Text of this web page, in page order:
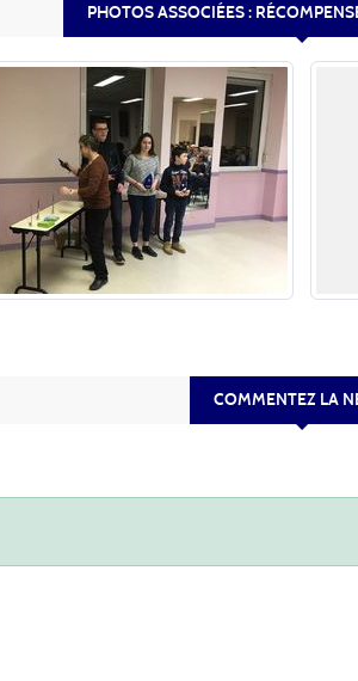
PHOTOS ASSOCIÉES :
COMMENTEZ LA